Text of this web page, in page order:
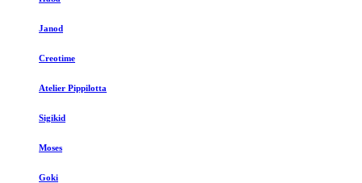
Janod
Creotime
Atelier Pippilotta
Sigikid
Moses
Goki